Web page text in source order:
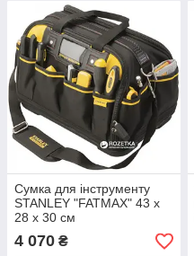
Сумка для інструменту
STANLEY "FATMAX" 43 х
28 х 30 см
4 070 ₴